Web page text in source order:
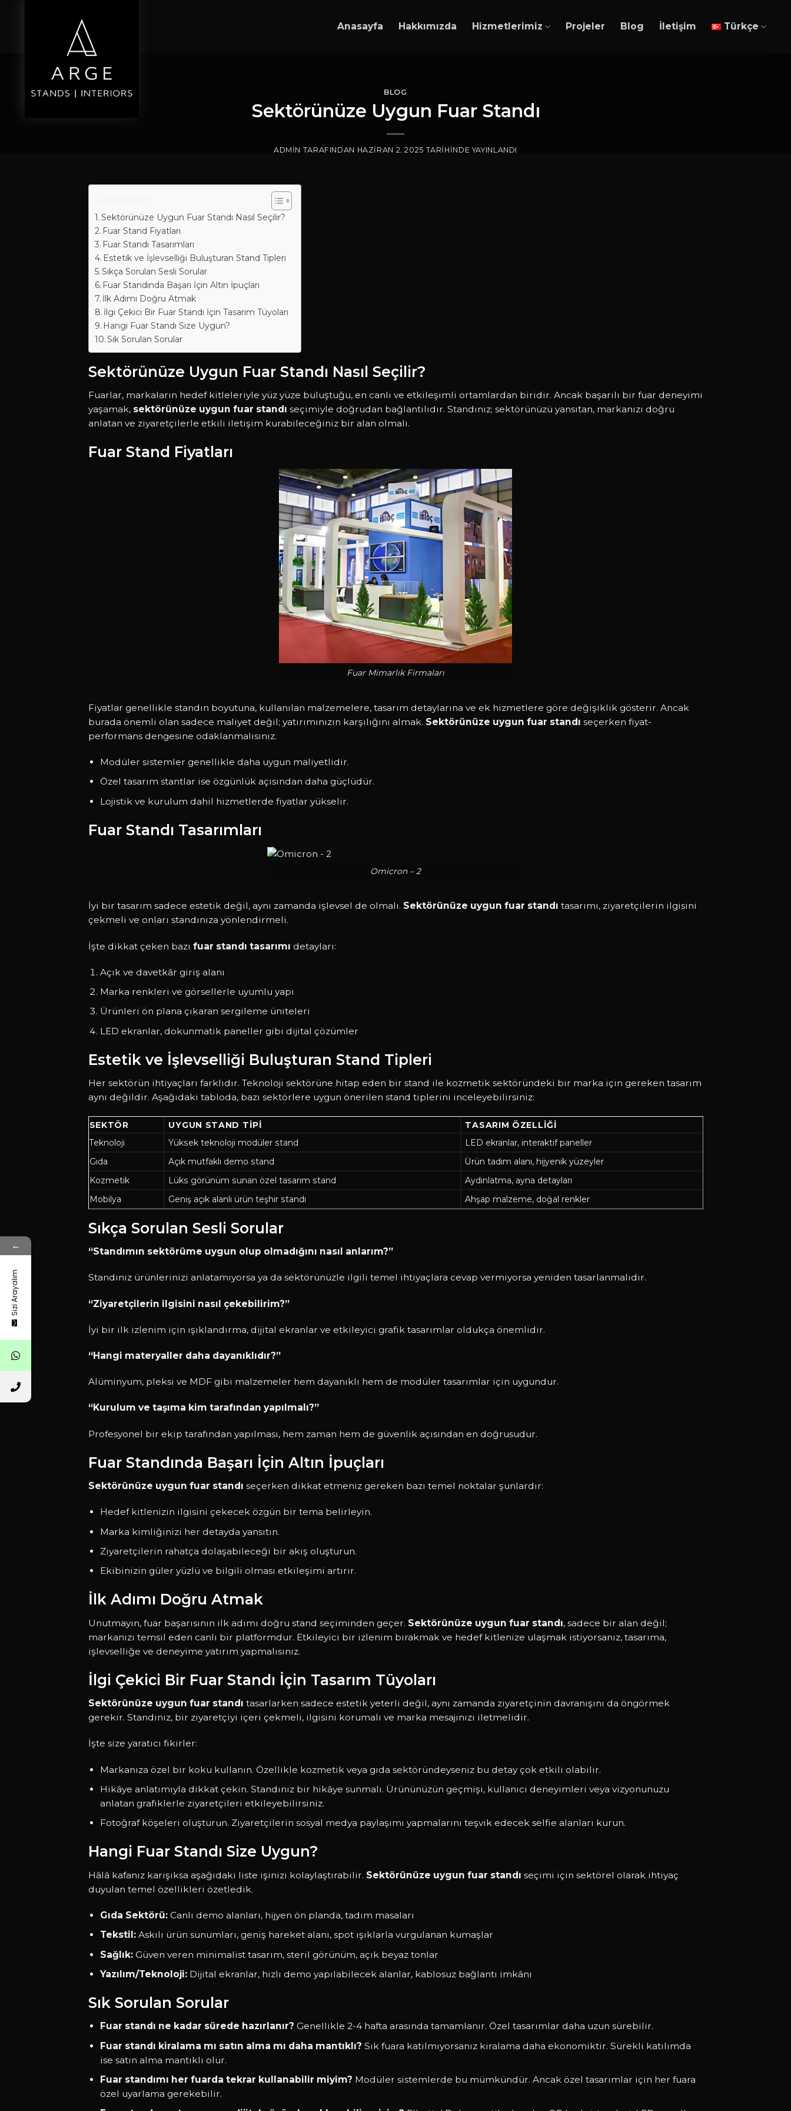
Anasayfa Hakkımızda Hizmetlerimiz Projeler Blog İletişim Türkçe
BLOG
Sektörünüze Uygun Fuar Standı
ADMIN TARAFINDAN HAZIRAN 2, 2025 TARIHINDE YAYINLANDI
Sektörünüze Uygun Fuar Standı Nasıl Seçilir?
Fuar Stand Fiyatları
Fuar Standı Tasarımları
Estetik ve İşlevselliği Buluşturan Stand Tipleri
Sıkça Sorulan Sesli Sorular
Fuar Standında Başarı İçin Altın İpuçları
İlk Adımı Doğru Atmak
İlgi Çekici Bir Fuar Standı İçin Tasarım Tüyoları
Hangi Fuar Standı Size Uygun?
Sık Sorulan Sorular
Sektörünüze Uygun Fuar Standı Nasıl Seçilir?
Fuarlar, markaların hedef kitleleriyle yüz yüze buluştuğu, en canlı ve etkileşimli ortamlardan biridir. Ancak başarılı bir fuar deneyimi
yaşamak, sektörünüze uygun fuar standı seçimiyle doğrudan bağlantılıdır. Standınız; sektörünüzü yansıtan, markanızı doğru
anlatan ve ziyaretçilerle etkili iletişim kurabileceğiniz bir alan olmalı.
Fuar Stand Fiyatları
Fuar Mimarlık Firmaları
Fiyatlar genellikle standın boyutuna, kullanılan malzemelere, tasarım detaylarına ve ek hizmetlere göre değişiklik gösterir. Ancak
burada önemli olan sadece maliyet değil; yatırımınızın karşılığını almak. Sektörünüze uygun fuar standı seçerken fiyat-
performans dengesine odaklanmalısınız.
Modüler sistemler genellikle daha uygun maliyetlidir.
Özel tasarım stantlar ise özgünlük açısından daha güçlüdür.
Lojistik ve kurulum dahil hizmetlerde fiyatlar yükselir.
Fuar Standı Tasarımları
Omicron – 2
İyi bir tasarım sadece estetik değil, aynı zamanda işlevsel de olmalı. Sektörünüze uygun fuar standı tasarımı, ziyaretçilerin ilgisini
çekmeli ve onları standınıza yönlendirmeli.
İşte dikkat çeken bazı fuar standı tasarımı detayları:
Açık ve davetkâr giriş alanı
Marka renkleri ve görsellerle uyumlu yapı
Ürünleri ön plana çıkaran sergileme üniteleri
LED ekranlar, dokunmatik paneller gibi dijital çözümler
Estetik ve İşlevselliği Buluşturan Stand Tipleri
Her sektörün ihtiyaçları farklıdır. Teknoloji sektörüne hitap eden bir stand ile kozmetik sektöründeki bir marka için gereken tasarım
aynı değildir. Aşağıdaki tabloda, bazı sektörlere uygun önerilen stand tiplerini inceleyebilirsiniz:
SEKTÖR UYGUN STAND TIPI
TASARIM ÖZELLIĞI
Teknoloji
Yüksek teknoloji modüler stand
LED ekranlar, interaktif paneller
Gıda
Açık mutfaklı demo stand
Ürün tadım alanı, hijyenik yüzeyler
Kozmetik
Lüks görünüm sunan özel tasarım stand
Aydınlatma, ayna detayları
Mobilya
Geniş açık alanlı ürün teşhir standı Ahşap malzeme, doğal renkler
Sıkça Sorulan Sesli Sorular
“Standımın sektörüme uygun olup olmadığını nasıl anlarım?”
Standınız ürünlerinizi anlatamıyorsa ya da sektörünüzle ilgili temel ihtiyaçlara cevap vermiyorsa yeniden tasarlanmalıdır.
“Ziyaretçilerin ilgisini nasıl çekebilirim?”
İyi bir ilk izlenim için ışıklandırma, dijital ekranlar ve etkileyici grafik tasarımlar oldukça önemlidir.
“Hangi materyaller daha dayanıklıdır?”
Alüminyum, pleksi ve MDF gibi malzemeler hem dayanıklı hem de modüler tasarımlar için uygundur.
“Kurulum ve taşıma kim tarafından yapılmalı?”
Profesyonel bir ekip tarafından yapılması, hem zaman hem de güvenlik açısından en doğrusudur.
Fuar Standında Başarı İçin Altın İpuçları
Sektörünüze uygun fuar standı seçerken dikkat etmeniz gereken bazı temel noktalar şunlardır:
Hedef kitlenizin ilgisini çekecek özgün bir tema belirleyin.
Marka kimliğinizi her detayda yansıtın.
Ziyaretçilerin rahatça dolaşabileceği bir akış oluşturun.
Ekibinizin güler yüzlü ve bilgili olması etkileşimi artırır.
İlk Adımı Doğru Atmak
Unutmayın, fuar başarısının ilk adımı doğru stand seçiminden geçer. Sektörünüze uygun fuar standı, sadece bir alan değil;
markanızı temsil eden canlı bir platformdur. Etkileyici bir izlenim bırakmak ve hedef kitlenize ulaşmak istiyorsanız, tasarıma,
işlevselliğe ve deneyime yatırım yapmalısınız.
İlgi Çekici Bir Fuar Standı İçin Tasarım Tüyoları
Sektörünüze uygun fuar standı tasarlarken sadece estetik yeterli değil, aynı zamanda ziyaretçinin davranışını da öngörmek
gerekir. Standınız, bir ziyaretçiyi içeri çekmeli, ilgisini korumalı ve marka mesajınızı iletmelidir.
İşte size yaratıcı fikirler:
Markanıza özel bir koku kullanın. Özellikle kozmetik veya gıda sektöründeyseniz bu detay çok etkili olabilir.
Hikâye anlatımıyla dikkat çekin. Standınız bir hikâye sunmalı. Ürününüzün geçmişi, kullanıcı deneyimleri veya vizyonunuzu
anlatan grafiklerle ziyaretçileri etkileyebilirsiniz.
Fotoğraf köşeleri oluşturun. Ziyaretçilerin sosyal medya paylaşımı yapmalarını teşvik edecek selfie alanları kurun.
Hangi Fuar Standı Size Uygun?
Hâlâ kafanız karışıksa aşağıdaki liste işinizi kolaylaştırabilir. Sektörünüze uygun fuar standı seçimi için sektörel olarak ihtiyaç
duyulan temel özellikleri özetledik.
Gıda Sektörü:Canlı demo alanları, hijyen ön planda, tadım masaları
Tekstil:Askılı ürün sunumları, geniş hareket alanı, spot ışıklarla vurgulanan kumaşlar
Sağlık:Güven veren minimalist tasarım, steril görünüm, açık beyaz tonlar
Yazılım/Teknoloji:Dijital ekranlar, hızlı demo yapılabilecek alanlar, kablosuz bağlantı imkânı
Sık Sorulan Sorular
Fuar standı ne kadar sürede hazırlanır? Genellikle 2-4 hafta arasında tamamlanır. Özel tasarımlar daha uzun sürebilir.
Fuar standı kiralama mı satın alma mı daha mantıklı? Sık fuara katılmıyorsanız kiralama daha ekonomiktir. Sürekli katılımda
ise satın alma mantıklı olur.
Fuar standımı her fuarda tekrar kullanabilir miyim? Modüler sistemlerde bu mümkündür. Ancak özel tasarımlar için her fuara
özel uyarlama gerekebilir.
←
Sizi Arayalım